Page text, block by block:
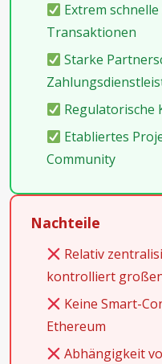
Extrem
Transaktionen
Starke
Regulatorische
Etabliertes
Community
Nachteile
Relativ
kontrolliert
Keine Smart-
Ethereum
Abhängigkeit